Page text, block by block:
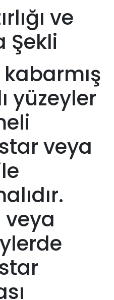
ve
Şekli
yüzeyler
veya
veya